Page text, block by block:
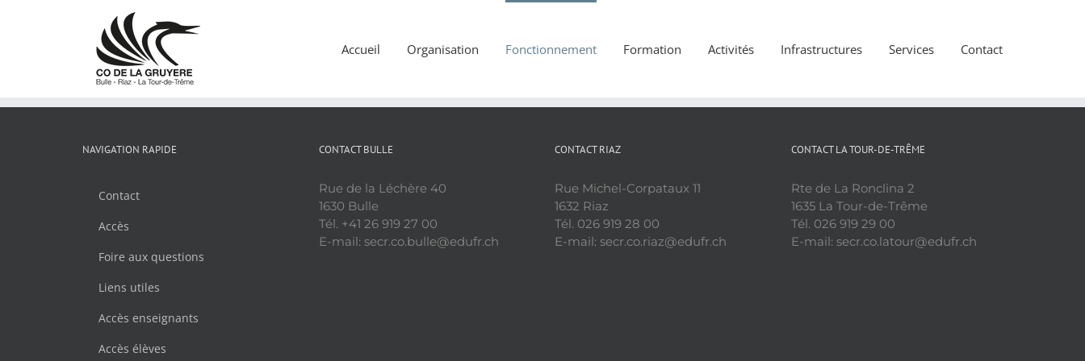
Accueil Organisation Fonctionnement Formation Activités Infrastructures Services Contact
NAVIGATION RAPIDE
Contact
Accès
Foire aux questions
Liens utiles
Accès enseignants
Accès élèves
CONTACT BULLE
Rue de la Léchère 40
1630 Bulle
Tél. +41 26 919 27 00
E-mail: secr.co.bulle@edufr.ch
CONTACT RIAZ
Rue Michel-Corpataux 11
1632 Riaz
Tél. 026 919 28 00
E-mail: secr.co.riaz@edufr.ch
CONTACT LA TOUR-DE-TRÊME
Rte de La Ronclina 2
1635 La Tour-de-Trême
Tél. 026 919 29 00
E-mail: secr.co.latour@edufr.ch